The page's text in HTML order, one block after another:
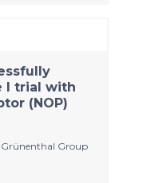
ja oli 46,1
kylmä
sähkön
gCO2/kWh.
688 (572)
I trial with
(NOP)
Grünenthal Group